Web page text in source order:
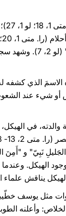
الاسمَ الذي
لشخص أو شيء
والدته، في
الهيكل.
علماء الشريعة
مثل يوسف
وأعلنه